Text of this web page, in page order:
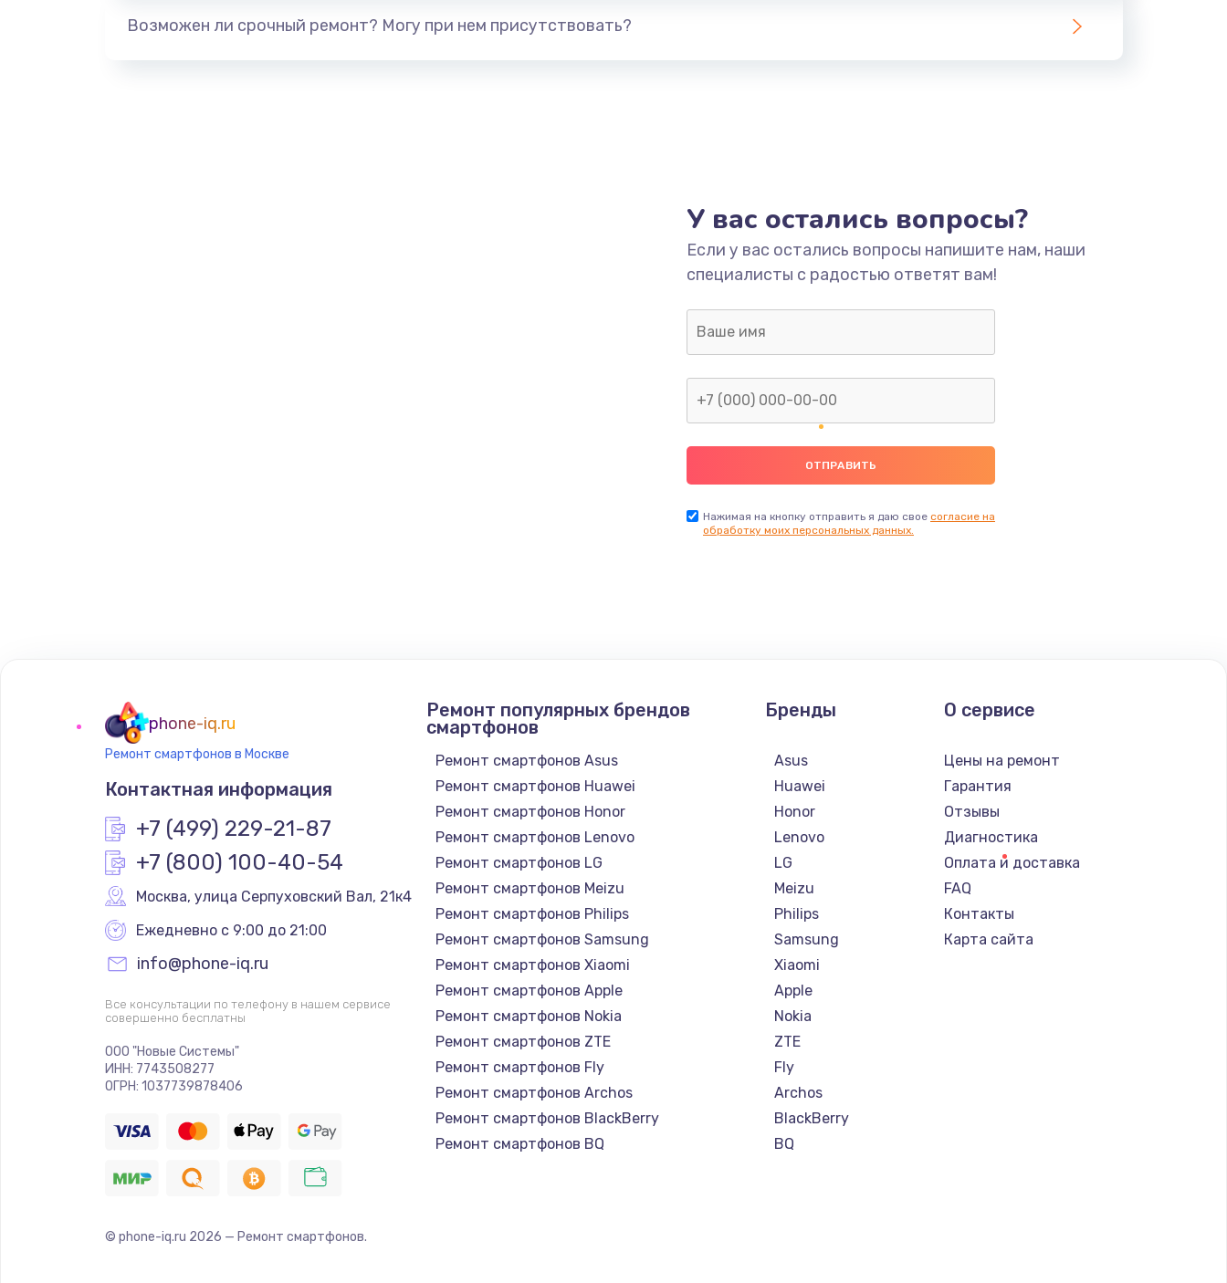
Возможен ли срочный ремонт? Могу при нем присутствовать?
У вас остались вопросы?
Если у вас остались вопросы напишите нам, наши
специалисты с радостью ответят вам!
Нажимая на кнопку отправить я даю свое согласие на
обработку моих персональных данных.
phone-iq.ru
Ремонт смартфонов в Москве
Контактная информация
+7 (499) 229-21-87
+7 (800) 100-40-54
Москва, улица Серпуховский Вал, 21к4
Ежедневно с 9:00 до 21:00
info@phone-iq.ru
Все консультации по телефону в нашем сервисе
совершенно бесплатны
ООО "Новые Системы"
ИНН: 7743508277
ОГРН: 1037739878406
Ремонт популярных брендов
смартфонов
Ремонт смартфонов Asus
Ремонт смартфонов Huawei
Ремонт смартфонов Honor
Ремонт смартфонов Lenovo
Ремонт смартфонов LG
Ремонт смартфонов Meizu
Ремонт смартфонов Philips
Ремонт смартфонов Samsung
Ремонт смартфонов Xiaomi
Ремонт смартфонов Apple
Ремонт смартфонов Nokia
Ремонт смартфонов ZTE
Ремонт смартфонов Fly
Ремонт смартфонов Archos
Ремонт смартфонов BlackBerry
Ремонт смартфонов BQ
Бренды
Asus
Huawei
Honor
Lenovo
LG
Meizu
Philips
Samsung
Xiaomi
Apple
Nokia
ZTE
Fly
Archos
BlackBerry
BQ
О сервисе
Цены на ремонт
Гарантия
Отзывы
Диагностика
Оплата и доставка
FAQ
Контакты
Карта сайта
© phone-iq.ru 2026 — Ремонт смартфонов.